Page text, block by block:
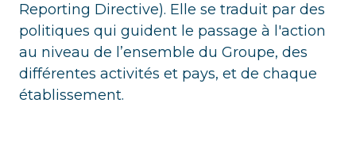
Reporting Directive). Elle se traduit par des
politiques qui guident le passage à l'action
au niveau de l’ensemble du Groupe, des
différentes activités et pays, et de chaque
établissement.